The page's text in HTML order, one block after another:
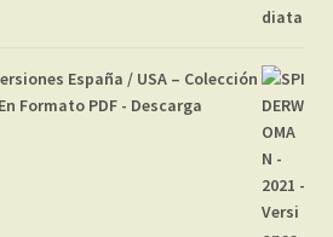
España / USA – Colección
Formato PDF - Descarga